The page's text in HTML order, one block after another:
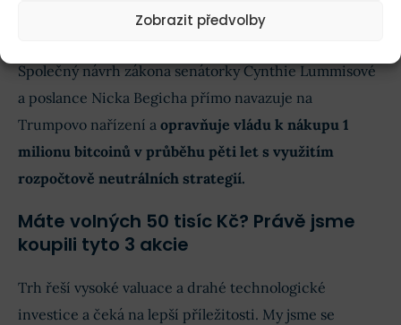
Zobrazit předvolby
Společný návrh zákona senátorky Cynthie Lummisové
a poslance Nicka Begicha přímo navazuje na
Trumpovo nařízení a opravňuje vládu k nákupu 1
milionu bitcoinů v průběhu pěti let s využitím
rozpočtově neutrálních strategií.
Máte volných 50 tisíc Kč? Právě jsme
koupili tyto 3 akcie
Trh řeší vysoké valuace a drahé technologické
investice a čeká na lepší příležitosti. My jsme se